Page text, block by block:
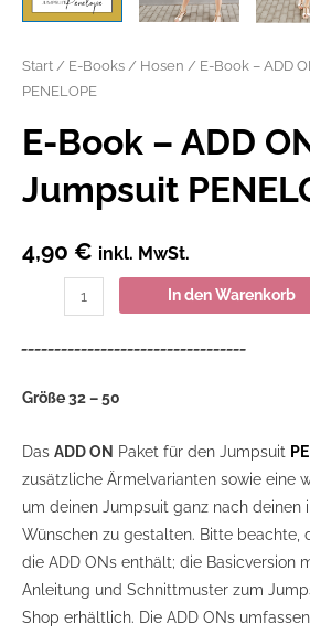
Start / E-Books / Hosen / E-Book – ADD
PENELOPE
E-Book – ADD
Jumpsuit
4,90 € inkl. MwSt.
In den Warenkorb
Größe 32 – 50
Das ADD ON Paket für den Jumpsuit
zusätzliche Ärmelvarianten sowie eine
um deinen Jumpsuit ganz nach deinen
Wünschen zu gestalten. Bitte beachte,
die ADD ONs enthält; die Basicversion
Anleitung und Schnittmuster zum
Shop erhältlich. Die ADD ONs